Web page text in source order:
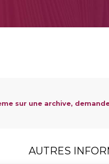
sur une archive,
AUTRES